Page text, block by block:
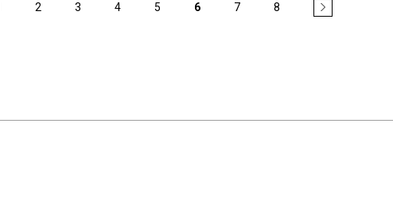
2 3 4 5 6 7 8